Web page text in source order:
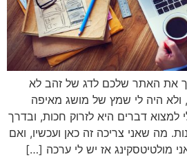
את האתר שלכם לדג של זהב לא
ולא היה לי שמץ של מושג מאיפה
דברים היא לזרוק חכות, ובדרך
מה שאני צריכה זה כאן ועכשיו, ואם
מולטיטסקינג אז יש לי ערכה […]